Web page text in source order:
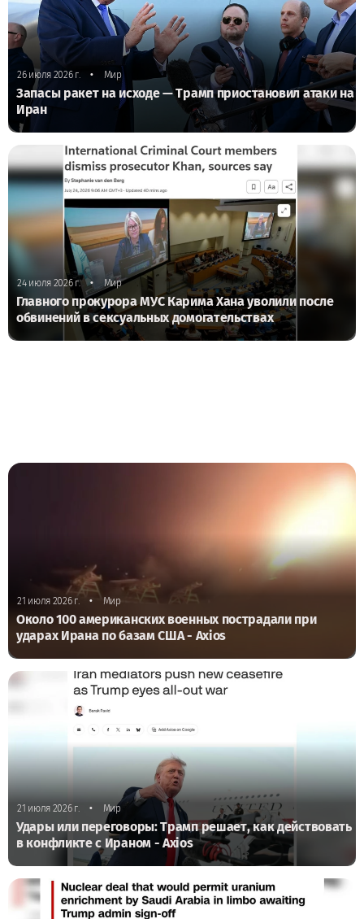
26 июля 2026 г. • Мир
Запасы ракет на исходе — Трамп приостановил атаки на
Иран
24 июля 2026 г. • Мир
Главного прокурора МУС Карима Хана уволили после
обвинений в сексуальных домогательствах
21 июля 2026 г. • Мир
Около 100 американских военных пострадали при
ударах Ирана по базам США - Axios
21 июля 2026 г. • Мир
Удары или переговоры: Трамп решает, как действовать
в конфликте с Ираном - Axios